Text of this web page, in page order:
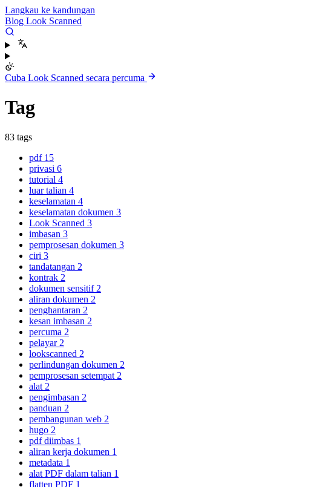
Langkau ke kandungan
Blog Look Scanned
Cuba Look Scanned secara percuma
Tag
83 tags
pdf 15
privasi 6
tutorial 4
luar talian 4
keselamatan 4
keselamatan dokumen 3
Look Scanned 3
imbasan 3
pemprosesan dokumen 3
ciri 3
tandatangan 2
kontrak 2
dokumen sensitif 2
aliran dokumen 2
penghantaran 2
kesan imbasan 2
percuma 2
pelayar 2
lookscanned 2
perlindungan dokumen 2
pemprosesan setempat 2
alat 2
pengimbasan 2
panduan 2
pembangunan web 2
hugo 2
pdf diimbas 1
aliran kerja dokumen 1
metadata 1
alat PDF dalam talian 1
flatten PDF 1